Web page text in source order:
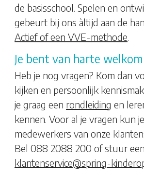
de basisschool. Spelen en
gebeurt bij ons àltijd aan de
Actief of een VVE-methode.
Je bent van harte welkom
Heb je nog vragen? Kom dan
kijken en persoonlijk
je graag een rondleiding en
kennen. Voor al je vragen kun
medewerkers van onze
Bel 088 2088 200 of stuur
klantenservice@spring-